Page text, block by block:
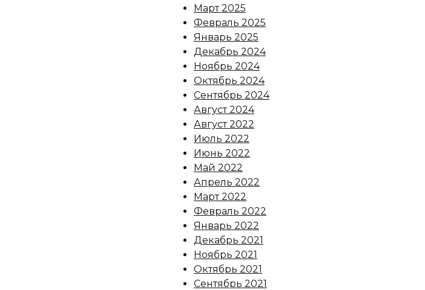
Март 2025
Февраль 2025
Январь 2025
Декабрь 2024
Ноябрь 2024
Октябрь 2024
Сентябрь 2024
Август 2024
Август 2022
Июль 2022
Июнь 2022
Май 2022
Апрель 2022
Март 2022
Февраль 2022
Январь 2022
Декабрь 2021
Ноябрь 2021
Октябрь 2021
Сентябрь 2021